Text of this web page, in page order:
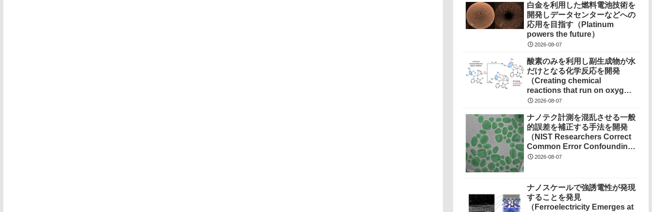
白金を利用した燃料電池技術を
開発しデータセンターなどへの
応用を目指す（Platinum
powers the future）
2026-08-07
酸素のみを利用し副生成物が水
だけとなる化学反応を開発
（Creating chemical
reactions that run on oxygen,
produce only water as
2026-08-07
ナノテク計測を混乱させる一般
的誤差を補正する手法を開発
（NIST Researchers Correct
Common Error Confounding
Nanotech Measurements）
2026-08-07
ナノスケールで強誘電性が発現
することを発見
（Ferroelectricity Emerges at